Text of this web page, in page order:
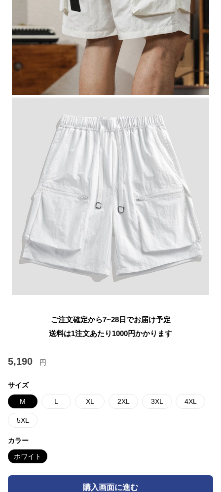
ご注文確定から7~28日でお届け予定
送料は1注文あたり 1000円かかります
5,190 円
サイズ
M L XL 2XL 3XL 4XL
5XL
カラー
ホワイト
購入画面に進む